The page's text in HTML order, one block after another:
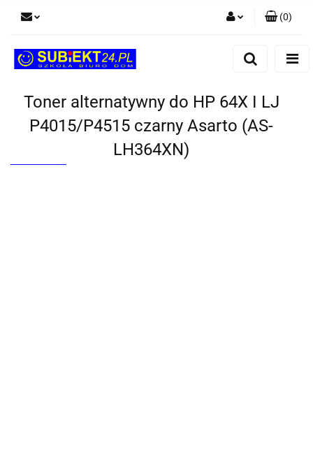
Dodaj zgłoszenie
(0)
Toner alternatywny do HP 64X I LJ
P4015/P4515 czarny Asarto (AS-
LH364XN)